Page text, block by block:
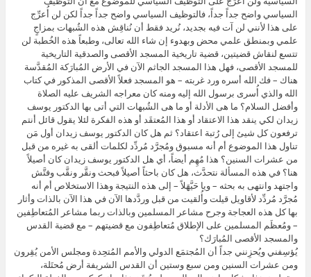
السياسي واضح جداً جداً، فالتوظيف السياسي واضح جداً جداً لكن لن أُعرِّج
على هذا لأنني لن آت فيه بجديد، نُريد فقط أن نُناقِش هذه الشُبهات بمزاجٍ
علمي وبمنطق علمي محض وبهدوء إن شاء الله تعالى، وطبعاً هذه الخُطبة لن
تتسع لنقاش قضيتين، قضية تاريخية المسجد الأقصى والصدقية التاريخية
للمسجد الأقصى، فهل هذا المسجد الجاثم الآن في الأرض المُبارَكة المُقدَّسة
هناك – فك الله أسره ورد غربته – هو المسجد فعلاً الأقصى المذكور في كتاب
الله والذي أُسرى برسول الله إليه ومنه كان معراجه الشريف عليه الصلاة
وأفضل السلام؟ ما هى الأدلة أو ما هى الشُبهات التي أتى بها الدكتور يوسف
زيدان لكي ينقد هذا الاعتقاد أو هذا المُعتقَد أو هذه الفكرة لئلا يقول قائل أنتم
ترفعون كل شيئ إلى رُتبة اعتقاد؟ ثم هل كان الدكتور يوسف زيدان أول مَن
تناول هذا الموضوع أم أنه مسبوق ومُجرَّد مُردِّد لكلمات ألقى به غيره من قبل
من عشرات السنين؟ هذا مُهِم أيضاً، أي هل الدكتور يوسف زيدان كان أصيلاً
هنا؟ في هذه المسألة نتحدَّث، هل كان باحثاً أصيلاً فبحث ونقَّر ونقَّب وفتَّش
واجتهد وانتهى به بحثه – ويا حَيَّهَلاً – إلى هذه النتيجة وهذا الاستخلاص أم أنه
مُجرَّد مُردِّد لأقاويل قيلت وأُلقيت من قبل وردَّدها الآن في هذا الآن بالذات وأثار
بها كل هذه العجاجة وجرح مشاعر المسلمين وبالذات ربما مشاعر المُتعاطِفين
– ومُعظَم المسلمين على الإطلاق مُتعاطِفون مع قضيتهم – مع قضية القدس
والمسجد الأقصى المُبارَك؟
يُؤسِفني ويُحزِنني جداً أن المُجتمَع الدولي والأمم المُتحِدة ومجلس الأمن يُقِرون
ومن عشرات السنين ومن سبع وستين أن القدس الشريفة أرض مُحتَلة،